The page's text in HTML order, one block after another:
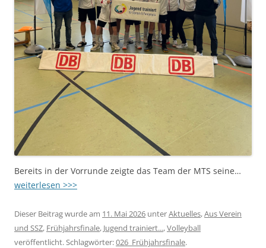
Bereits in der Vorrunde zeigte das Team der MTS seine…
weiterlesen >>>
Dieser Beitrag wurde am 11. Mai 2026 unterAktuelles,Aus Verein
und SSZ, Frühjahrsfinale, Jugend trainiert...,Volleyball
veröffentlicht. Schlagwörter:026_Frühjahrsfinale.